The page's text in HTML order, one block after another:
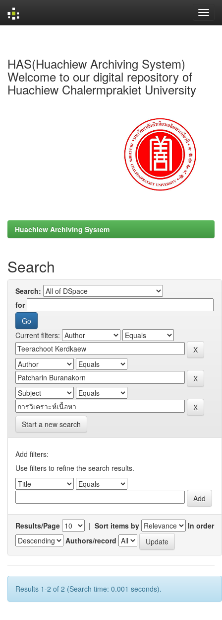
HAS(Huachiew Archiving System)
Welcome to our digital repository of
Huachiew Chalermprakiet University
Huachiew Archiving System
Search
Search:
for
Current filters:
Start a new search
Add filters:
Use filters to refine the search results.
Results/Page | Sort items by
In order
Authors/record
Results 1-2 of 2 (Search time: 0.001 seconds).